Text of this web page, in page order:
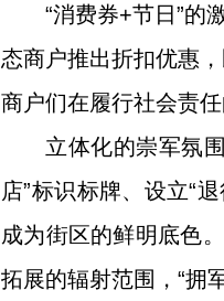
“消费券+节日”的
态商户推出折扣优惠
商户们在履行社会责
立体化的崇军氛
店”标识标牌、设立“
成为街区的鲜明底色
拓展的辐射范围，“拥